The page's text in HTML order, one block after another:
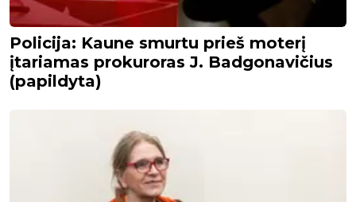
Policija: Kaune smurtu prieš moterį
įtariamas prokuroras J. Badgonavičius
(papildyta)